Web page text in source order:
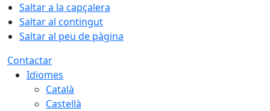
Saltar a la capçalera
Saltar al contingut
Saltar al peu de pàgina
Contactar
Idiomes
Català
Castellà